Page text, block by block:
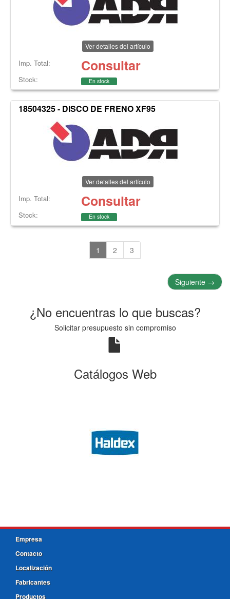
Ver detalles del artículo
Imp. Total: Consultar
Stock: En stock
18504325 - DISCO DE FRENO XF95
Ver detalles del artículo
Imp. Total: Consultar
Stock: En stock
1 2 3
Siguiente →
¿No encuentras lo que buscas?
Solicitar presupuesto sin compromiso
Catálogos Web
Empresa
Contacto
Localización
Fabricantes
Productos